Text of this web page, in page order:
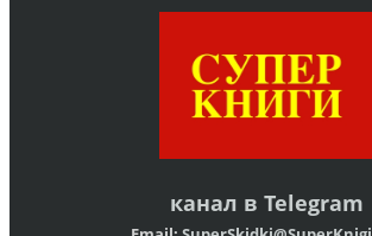
канал в Telegram